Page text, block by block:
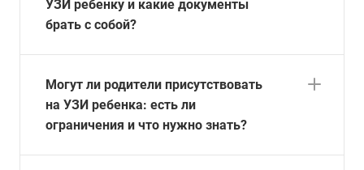
УЗИ ребенку и какие документы
брать с собой?
Могут ли родители присутствовать
на УЗИ ребенка: есть ли
ограничения и что нужно знать?